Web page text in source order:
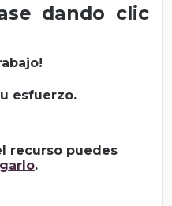
dando clic
esfuerzo.
recurso puedes
.